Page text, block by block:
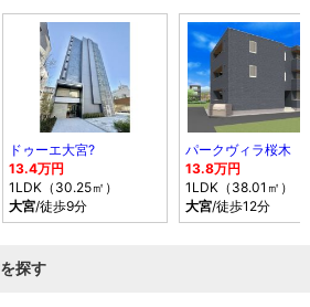
ドゥーエ大宮?
13.4万円
1LDK（30.25㎡）
大宮/徒歩9分
パークヴィラ桜木
13.8万円
1LDK（38.01㎡）
大宮/徒歩12分
探す